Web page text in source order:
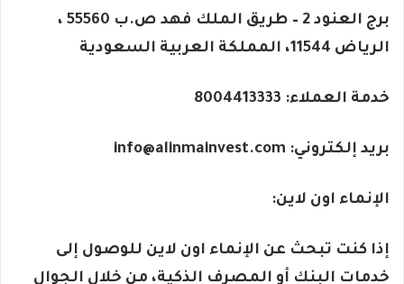
برج العنود 2 – طريق الملك فهد ص.ب 55560
،
الرياض 11544، المملكة العربية السعودية
خدمة العملاء: 8004413333
بريد إلكتروني: info@alinmainvest.com
الإنماء اون لاين:
إذا كنت تبحث عن الإنماء اون لاين للوصول إلى
خدمات البنك أو المصرف الذكية، من خلال الجوال